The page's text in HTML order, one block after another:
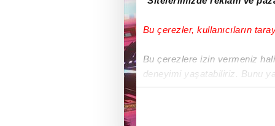
Bu çerezler, kullanıcıların
Bu çerezlere izin vermeniz
deneyimi yaşatabiliriz. Bunu